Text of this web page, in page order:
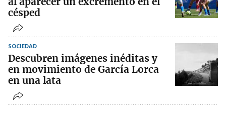
césped
SOCIEDAD
Descubren imágenes inéditas y
en movimiento de García Lorca
en una lata